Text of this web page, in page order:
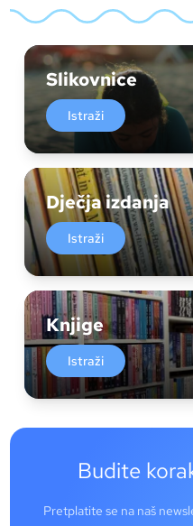
Slikovnice
Istraži
Dječja izdanja
Istraži
Knjige
Istraži
Budite
Pretplatite se na naš